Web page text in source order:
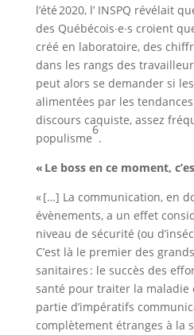
l’été 2020, l’ INSPQ révélait
des Québécois∙e∙s croient
créé en laboratoire, des
dans les rangs des
peut alors se demander si
alimentées par les
discours caquiste, assez
populisme
6
.
« Le boss en ce moment,
« […] La communication, en
évènements, a un effet
niveau de sécurité (ou
C’est là le premier des
sanitaires : le succès des
santé pour traiter la maladie
partie d’impératifs
complètement étranges à la